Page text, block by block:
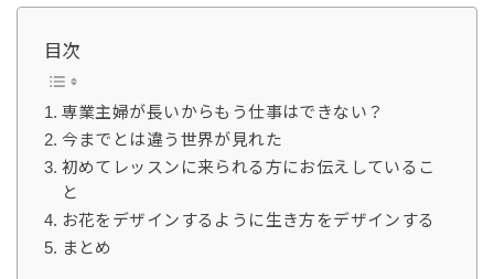
目次
専業主婦が長いからもう仕事はできない？
今までとは違う世界が見れた
初めてレッスンに来られる方にお伝えしているこ
と
お花をデザインするように生き方をデザインする
まとめ